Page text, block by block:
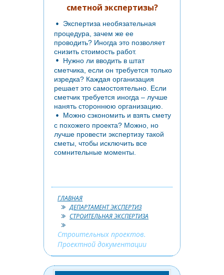
сметной экспертизы?
Экспертиза необязательная
процедура, зачем же ее
проводить? Иногда это позволяет
снизить стоимость работ.
Нужно ли вводить в штат
сметчика, если он требуется только
изредка? Каждая организация
решает это самостоятельно. Если
сметчик требуется иногда – лучше
нанять стороннюю организацию.
Можно сэкономить и взять смету
с похожего проекта? Можно, но
лучше провести экспертизу такой
сметы, чтобы исключить все
сомнительные моменты.
ГЛАВНАЯ
ДЕПАРТАМЕНТ ЭКСПЕРТИЗ
СТРОИТЕЛЬНАЯ ЭКСПЕРТИЗА
Строительных проектов.
Проектной документации